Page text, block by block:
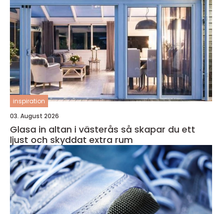
inspiration
03. August 2026
Glasa in altan i västerås så skapar du ett
ljust och skyddat extra rum